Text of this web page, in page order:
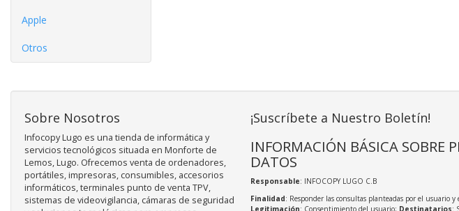
Apple
Otros
Sobre Nosotros
Infocopy Lugo es una tienda de informática y
servicios tecnológicos situada en Monforte de
Lemos, Lugo. Ofrecemos venta de ordenadores,
portátiles, impresoras, consumibles, accesorios
informáticos, terminales punto de venta TPV,
sistemas de videovigilancia, cámaras de seguridad
¡Suscríbete a Nuestro Boletín!
INFORMACIÓN BÁSICA SOBRE
DATOS
Responsable: INFOCOPY LUGO C.B
Finalidad: Responder las consultas planteadas por el usuario
Legitimación: Consentimiento del usuario; Destinatarios: